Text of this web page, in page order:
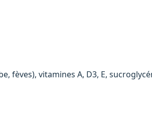
fèves), vitamines A, D3, E,